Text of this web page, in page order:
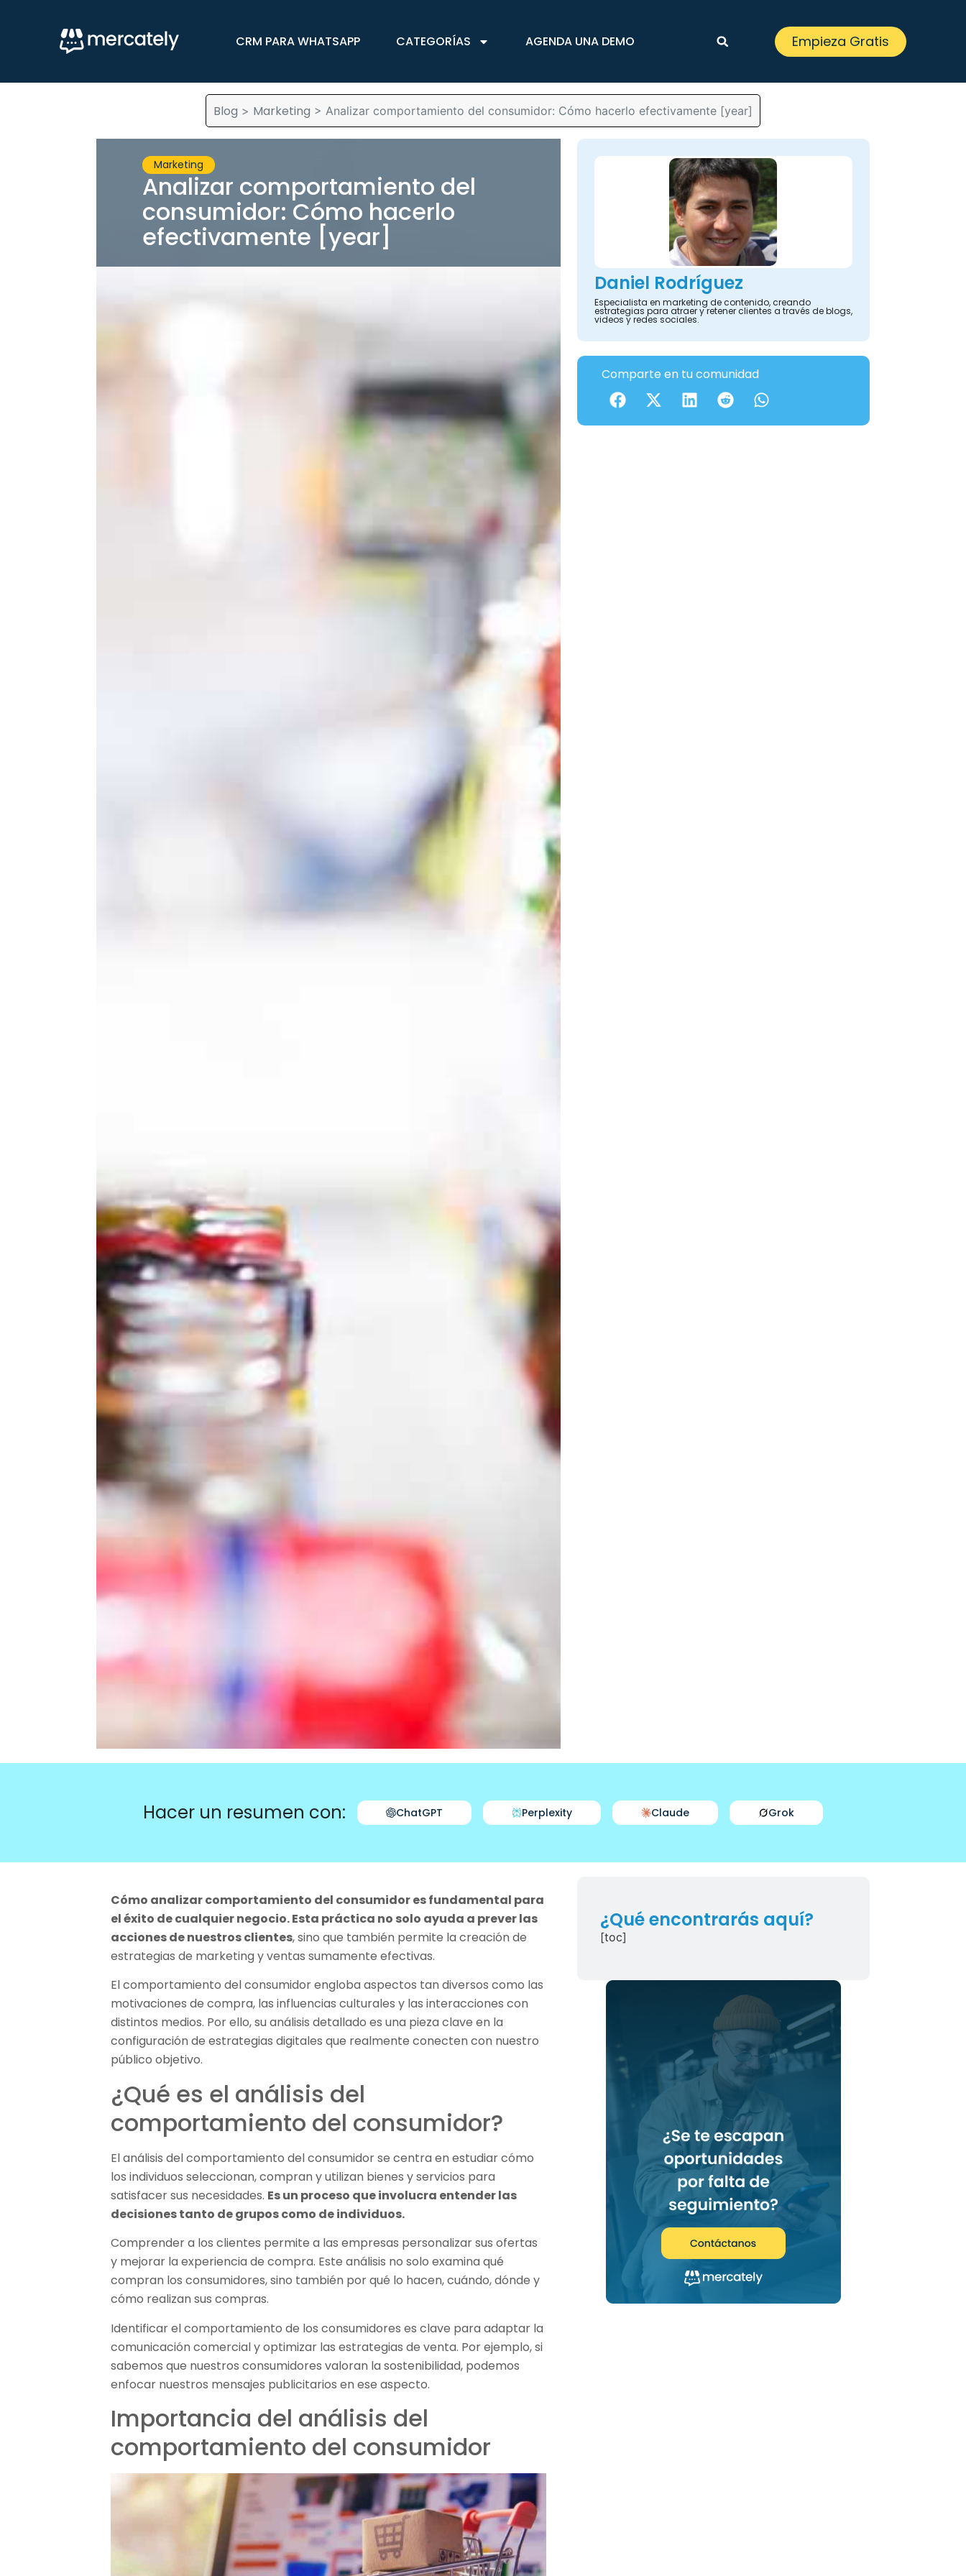
CRM PARA WHATSAPP CATEGORÍAS AGENDA UNA DEMO Empieza Gratis
Blog > Marketing > Analizar comportamiento del consumidor: Cómo hacerlo efectivamente [year]
Marketing
Analizar comportamiento del
consumidor: Cómo hacerlo
efectivamente [year]
Daniel Rodríguez
Especialista en marketing de contenido, creando
estrategias para atraer y retener clientes a través de blogs,
videos y redes sociales.
Comparte en tu comunidad
Hacer un resumen con: ChatGPT Perplexity Claude Grok
Cómo analizar comportamiento del consumidor es fundamental para
el éxito de cualquier negocio. Esta práctica no solo ayuda a prever las
acciones de nuestros clientes, sino que también permite la creación de
estrategias de marketing y ventas sumamente efectivas.
El comportamiento del consumidor engloba aspectos tan diversos como las
motivaciones de compra, las influencias culturales y las interacciones con
distintos medios. Por ello, su análisis detallado es una pieza clave en la
configuración de estrategias digitales que realmente conecten con nuestro
público objetivo.
¿Qué es el análisis del
comportamiento del consumidor?
El análisis del comportamiento del consumidor se centra en estudiar cómo
los individuos seleccionan, compran y utilizan bienes y servicios para
satisfacer sus necesidades. Es un proceso que involucra entender las
decisiones tanto de grupos como de individuos.
Comprender a los clientes permite a las empresas personalizar sus ofertas
y mejorar la experiencia de compra. Este análisis no solo examina qué
compran los consumidores, sino también por qué lo hacen, cuándo, dónde y
cómo realizan sus compras.
Identificar el comportamiento de los consumidores es clave para adaptar la
comunicación comercial y optimizar las estrategias de venta. Por ejemplo, si
sabemos que nuestros consumidores valoran la sostenibilidad, podemos
enfocar nuestros mensajes publicitarios en ese aspecto.
Importancia del análisis del
comportamiento del consumidor
¿Qué encontrarás aquí?
[toc]